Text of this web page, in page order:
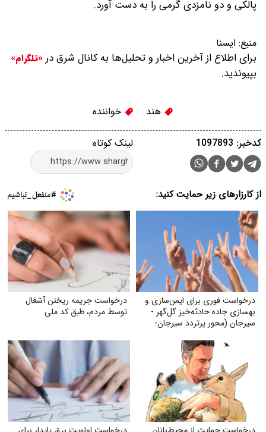
پالکی و دو نامزدی گرمی را به دست آورد.
منبع: ایسنا
برای اطلاع از آخرین اخبار و تحلیل‌ها به کانال شرق در «تلگرام»
بپیوندید.
هند خواننده
لینک کوتاه کدخبر: 1097893
از کارزارهای زیر حمایت کنید:
درخواست فوری برای ایمن‌سازی و
بهسازی جاده حادثه‌خیز گل‌گهر -
سیرجان (محور پرتردد سیرجان-
درخواست جریمه ریختن آشغال
توسط مردم، طبق کد ملی